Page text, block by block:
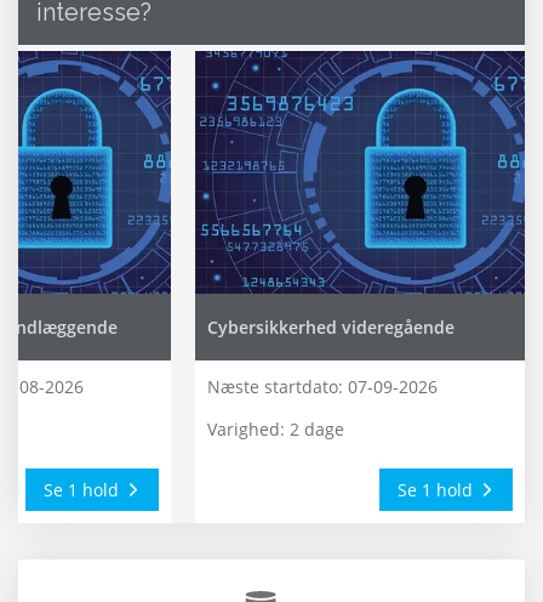
interesse?
08-2026
Se 1 hold
Cybersikkerhed videregående
Næste startdato: 07-09-2026
Varighed: 2 dage
Se 1 hold